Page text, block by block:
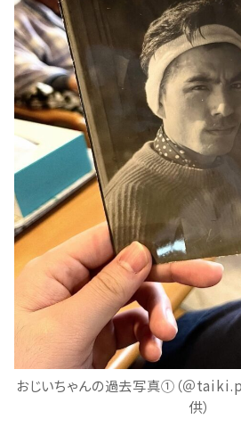
おじいちゃんの過去写真①（＠
供）